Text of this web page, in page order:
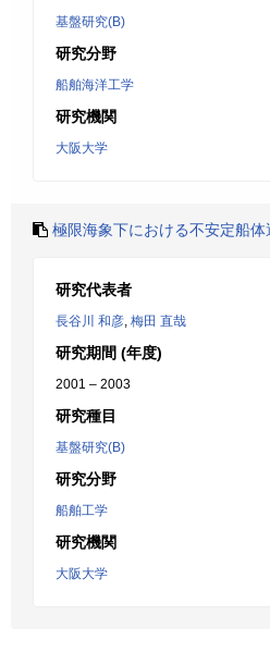
基盤研究(B)
研究分野
船舶海洋工学
研究機関
大阪大学
極限海象下における不安定船
研究代表者
長谷川 和彦, 梅田 直哉
研究期間 (年度)
2001 – 2003
研究種目
基盤研究(B)
研究分野
船舶工学
研究機関
大阪大学